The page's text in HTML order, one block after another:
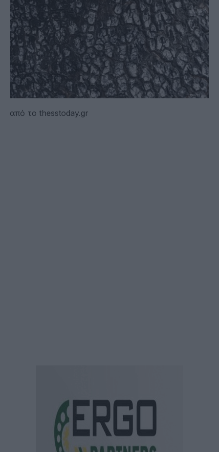
από το thesstoday.gr